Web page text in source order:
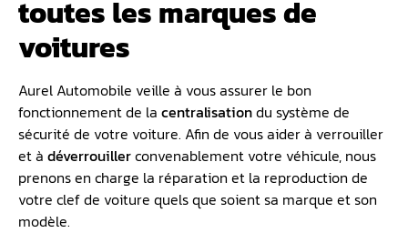
toutes les marques de
voitures
Aurel Automobile veille à vous assurer le bon
fonctionnement de la centralisationdu système de
sécurité de votre voiture. Afin de vous aider à verrouiller
et à déverrouillerconvenablement votre véhicule, nous
prenons en charge la réparation et la reproduction de
votre clef de voiture quels que soient sa marque et son
modèle.